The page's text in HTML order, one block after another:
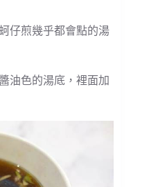
仔煎幾乎都會點的湯
油色的湯底，裡面加